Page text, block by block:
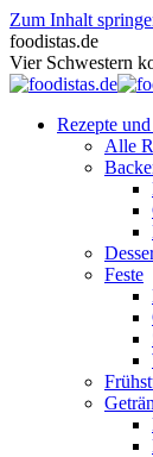
Zum Inhalt
foodistas.de
Vier Schwestern
Rezepte
Alle
Feste